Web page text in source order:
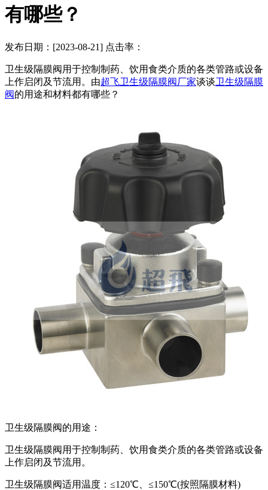
有哪些？
发布日期：[2023-08-21] 点击率：
卫生级隔膜阀用于控制制药、饮用食类介质的各类管路或设备
上作启闭及节流用。由超飞卫生级隔膜阀厂家谈谈卫生级隔膜
阀的用途和材料都有哪些？
卫生级隔膜阀的用途：
卫生级隔膜阀用于控制制药、饮用食类介质的各类管路或设备
上作启闭及节流用。
卫生级隔膜阀适用温度：≤120℃、≤150℃(按照隔膜材料)